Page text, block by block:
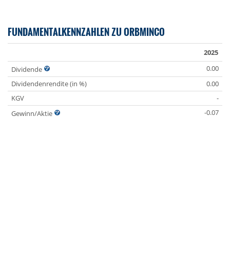
FUNDAMENTALKENNZAHLEN ZU ORBMINCO
2025
Dividende
0.00
Dividendenrendite (in %)
0.00
KGV
-
Gewinn/Aktie
-0.07